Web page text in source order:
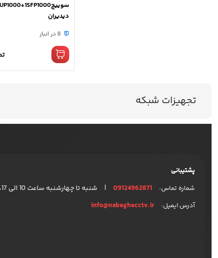
دیدیران
8 در انبار
تجهیزات شبکه
پشتیبانی
شماره تماس:
09124962871
| شنبه تا چهارشنبه ساعت 10 الی 17، پنج شنبه ها ساعت 10 الی 15 پاسخگوی شما هستیم.
آدرس ایمیل: info@nabeghecctv.ir